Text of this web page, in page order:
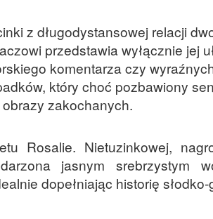
z długodystansowej relacji
przedstawia wyłącznie jej
komentarza czy
który choć pozbawiony
zakochanych.
Rosalie. Nietuzinkowej,
jasnym srebrzystym
dopełniając historię słodko-